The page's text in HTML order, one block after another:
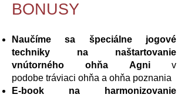
BONUSY
Naučíme sa
špeciálne jogové
techniky na naštartovanie
vnútorného ohňa Agni v
podobe tráviaci ohňa a ohňa poznania
E-book na harmonizovanie